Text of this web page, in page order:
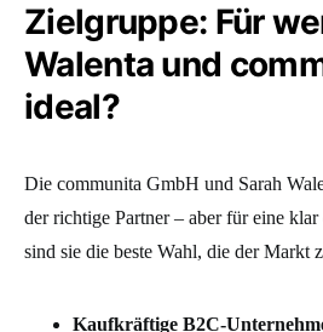
Zielgruppe: Für
Walenta und
ideal?
Die communita GmbH und Sarah
der richtige Partner – aber für eine
sind sie die beste Wahl, die der Markt
Kaufkräftige B2C-